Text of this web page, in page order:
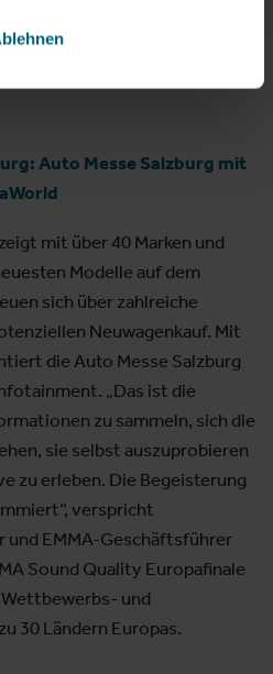
Auto Messe Salzburg mit
mit über 40 Marken und
Modelle auf dem
sich über zahlreiche
Neuwagenkauf. Mit
die Auto Messe Salzburg
„Das ist die
zu sammeln, sich die
sie selbst auszuprobieren
zu erleben. Die Begeisterung
verspricht
und EMMA-Geschäftsführer
Sound Quality Europafinale
und
30 Ländern Europas.